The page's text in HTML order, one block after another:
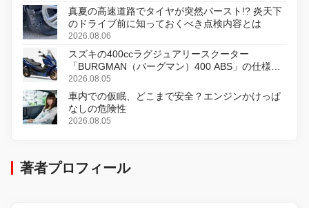
真夏の高速道路でタイヤが突然バースト!? 炎天下
のドライブ前に知っておくべき点検内容とは
2026.08.06
スズキの400ccラグジュアリースクーター
「BURGMAN（バーグマン）400 ABS」の仕様を
変更し、8月18日に発売
2026.08.05
車内での仮眠、どこまで安全？エンジンかけっぱ
なしの危険性
2026.08.05
著者プロフィール